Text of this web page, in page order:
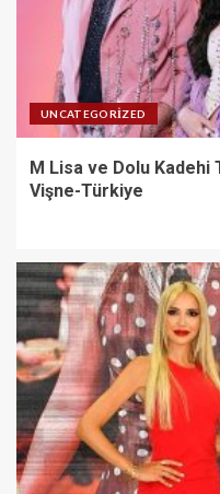
UNCATEGORIZED
M Lisa ve Dolu Kadehi
Vişne-Türkiye